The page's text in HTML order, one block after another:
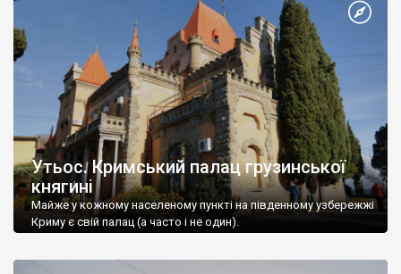
Утьос. Кримський палац грузинської
княгині
Майже у кожному населеному пункті на південному узбережжі
Криму є свій палац (а часто і не один).